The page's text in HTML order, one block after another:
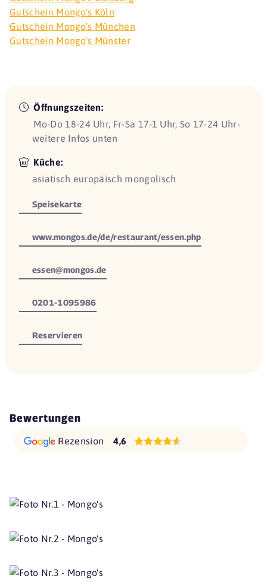
Gutschein Mongo's Köln
Gutschein Mongo's München
Gutschein Mongo's Münster
Öffnungszeiten:
Mo-Do 18-24 Uhr, Fr-Sa 17-1 Uhr, So 17-24 Uhr-
weitere Infos unten
Küche:
asiatisch europäisch mongolisch
Speisekarte
www.mongos.de/de/restaurant/essen.php
essen@mongos.de
0201-1095986
Reservieren
Bewertungen
Rezension 4,6